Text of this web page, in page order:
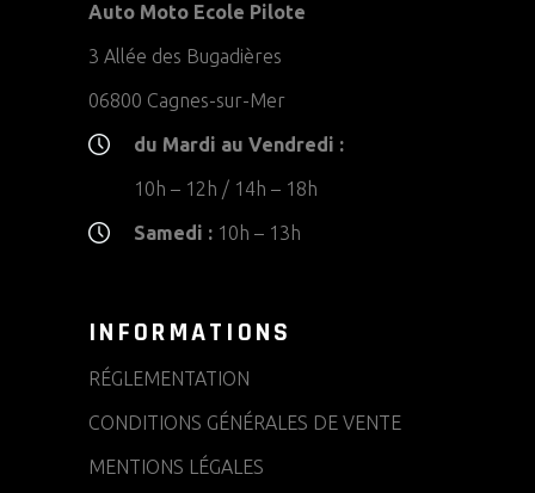
Auto Moto Ecole Pilote
3 Allée des Bugadières
06800 Cagnes-sur-Mer
du Mardi au Vendredi :
10h – 12h / 14h – 18h
Samedi : 10h – 13h
INFORMATIONS
RÉGLEMENTATION
CONDITIONS GÉNÉRALES DE VENTE
MENTIONS LÉGALES